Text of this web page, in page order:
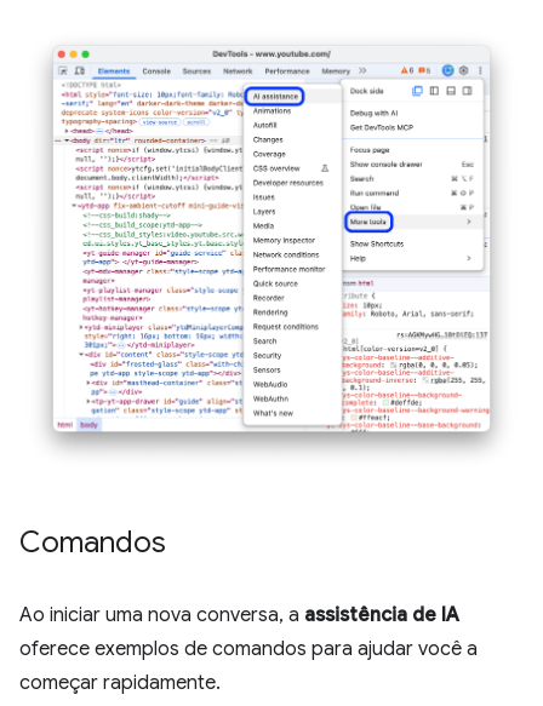
Comandos
Ao iniciar uma nova conversa, a assistência de IA
oferece exemplos de comandos para ajudar você a
começar rapidamente.